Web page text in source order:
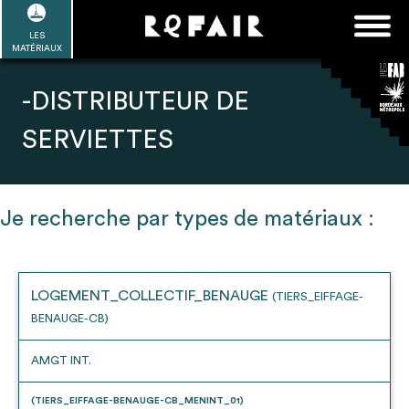
Passer
contenu
LES
MATÉRIAUX
EN SAVOIR PLUS
FAQ
Rechercher :
Refair mode d'emploi
2
Une fois connnecté, Télécharger les
-DISTRIBUTEUR DE
SERVIETTES
Je recherche par types de matériaux :
LOGEMENT_COLLECTIF_BENAUGE (TIERS_EIFFAGE-
BENAUGE-CB)
AMGT INT.
(TIERS_EIFFAGE-BENAUGE-CB_MENINT_01)